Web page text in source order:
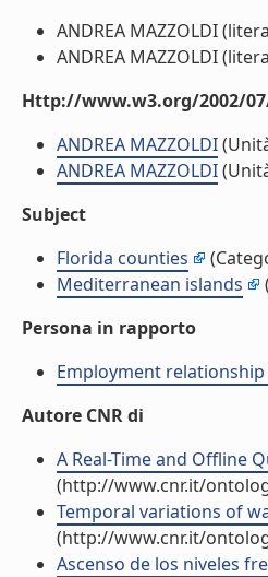
ANDREA MAZZOLDI
ANDREA MAZZOLDI
Http://www.w3.org/2002/
ANDREA MAZZOLDI
ANDREA MAZZOLDI
Subject
Florida counties
Mediterranean islands
Persona in rapporto
Employment relationship
Autore CNR di
A Real-Time and Offline
(http://www.cnr.it/
Temporal variations of
(http://www.cnr.it/
Ascenso de los niveles